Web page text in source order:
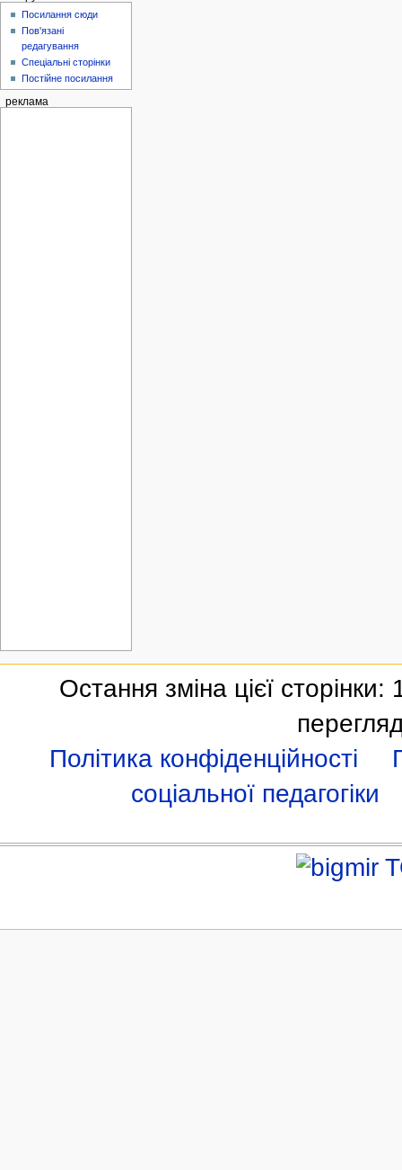
Посилання сюди
Пов'язані
редагування
Спеціальні сторінки
Постійне посилання
реклама
Остання зміна цієї
Політика конфіденційності
соціальної педагогіки